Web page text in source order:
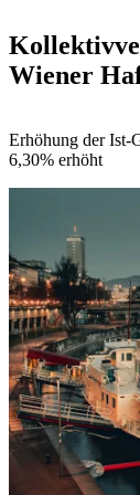
Wiener
Erhöhung der Ist-
6,30% erhöht